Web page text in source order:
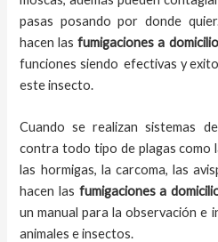
pasas posando por donde
hacen lasfumigaciones a domicilio
funciones siendo efectivas y
este insecto.
Cuando se realizan sistemas
contra todo tipo de plagas como
las hormigas, la carcoma, las
hacen las fumigaciones a
un manual para la observación
animales e insectos.